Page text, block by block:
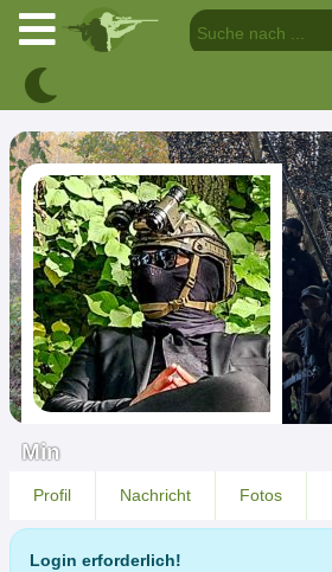
Min
Profil Nachricht Fotos
Login erforderlich!